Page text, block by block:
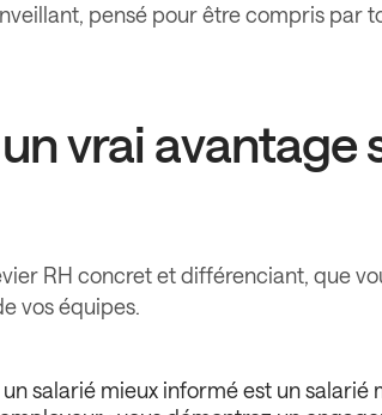
pensé pour être compris par
vrai
RH concret et différenciant, que
vos équipes.
salarié mieux informé est un salarié